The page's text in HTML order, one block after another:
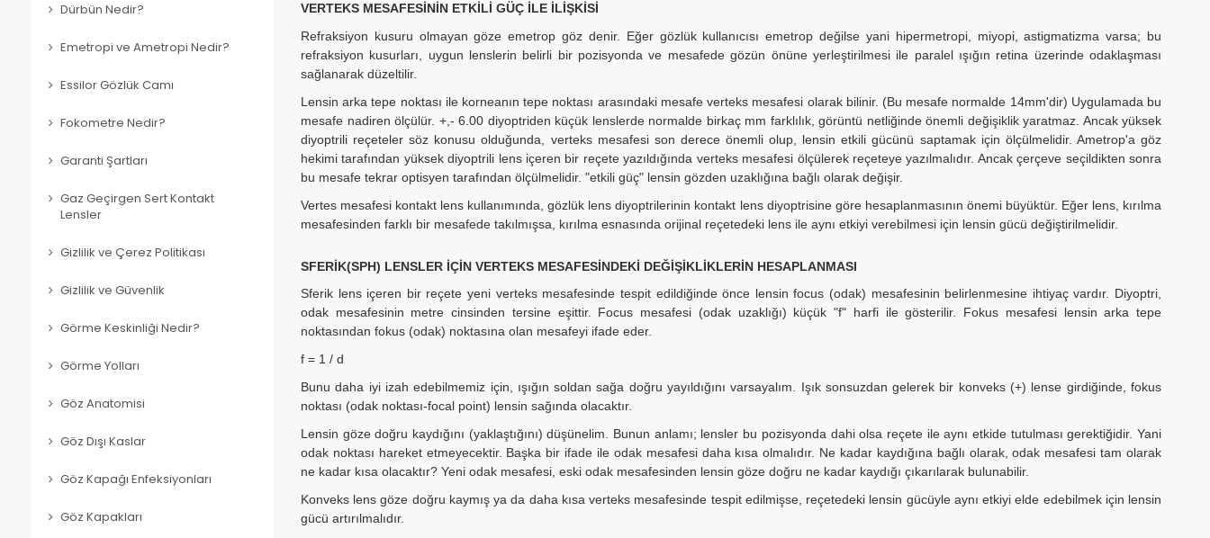
Dürbün Nedir?
Emetropi ve Ametropi Nedir?
Essilor Gözlük Camı
Fokometre Nedir?
Garanti Şartları
Gaz Geçirgen Sert Kontakt
Lensler
Gizlilik ve Çerez Politikası
Gizlilik ve Güvenlik
Görme Keskinliği Nedir?
Görme Yolları
Göz Anatomisi
Göz Dışı Kaslar
Göz Kapağı Enfeksiyonları
Göz Kapakları
VERTEKS MESAFESİNİN ETKİLİ GÜÇ İLE İLİŞKİSİ
Refraksiyon kusuru olmayan göze emetrop göz denir. Eğer gözlük kullanıcısı emetrop değilse yani hipermetropi, miyopi, astigmatizma varsa; bu
refraksiyon kusurları, uygun lenslerin belirli bir pozisyonda ve mesafede gözün önüne yerleştirilmesi ile paralel ışığın retina üzerinde odaklaşması
sağlanarak düzeltilir.
Lensin arka tepe noktası ile korneanın tepe noktası arasındaki mesafe verteks mesafesi olarak bilinir. (Bu mesafe normalde 14mm'dir) Uygulamada bu
mesafe nadiren ölçülür. +,- 6.00 diyoptriden küçük lenslerde normalde birkaç mm farklılık, görüntü netliğinde önemli değişiklik yaratmaz. Ancak yüksek
diyoptrili reçeteler söz konusu olduğunda, verteks mesafesi son derece önemli olup, lensin etkili gücünü saptamak için ölçülmelidir. Ametrop'a göz
hekimi tarafından yüksek diyoptrili lens içeren bir reçete yazıldığında verteks mesafesi ölçülerek reçeteye yazılmalıdır. Ancak çerçeve seçildikten sonra
bu mesafe tekrar optisyen tarafından ölçülmelidir. "etkili güç" lensin gözden uzaklığına bağlı olarak değişir.
Vertes mesafesi kontakt lens kullanımında, gözlük lens diyoptrilerinin kontakt lens diyoptrisine göre hesaplanmasının önemi büyüktür. Eğer lens, kırılma
mesafesinden farklı bir mesafede takılmışsa, kırılma esnasında orijinal reçetedeki lens ile aynı etkiyi verebilmesi için lensin gücü değiştirilmelidir.
SFERİK(SPH) LENSLER İÇİN VERTEKS MESAFESİNDEKİ DEĞİŞİKLİKLERİN HESAPLANMASI
Sferik lens içeren bir reçete yeni verteks mesafesinde tespit edildiğinde önce lensin focus (odak) mesafesinin belirlenmesine ihtiyaç vardır. Diyoptri,
odak mesafesinin metre cinsinden tersine eşittir. Focus mesafesi (odak uzaklığı) küçük "f" harfi ile gösterilir. Fokus mesafesi lensin arka tepe
noktasından fokus (odak) noktasına olan mesafeyi ifade eder.
f = 1 / d
Bunu daha iyi izah edebilmemiz için, ışığın soldan sağa doğru yayıldığını varsayalım. Işık sonsuzdan gelerek bir konveks (+) lense girdiğinde, fokus
noktası (odak noktası-focal point) lensin sağında olacaktır.
Lensin göze doğru kaydığını (yaklaştığını) düşünelim. Bunun anlamı; lensler bu pozisyonda dahi olsa reçete ile aynı etkide tutulması gerektiğidir. Yani
odak noktası hareket etmeyecektir. Başka bir ifade ile odak mesafesi daha kısa olmalıdır. Ne kadar kaydığına bağlı olarak, odak mesafesi tam olarak
ne kadar kısa olacaktır? Yeni odak mesafesi, eski odak mesafesinden lensin göze doğru ne kadar kaydığı çıkarılarak bulunabilir.
Konveks lens göze doğru kaymış ya da daha kısa verteks mesafesinde tespit edilmişse, reçetedeki lensin gücüyle aynı etkiyi elde edebilmek için lensin
gücü artırılmalıdır.